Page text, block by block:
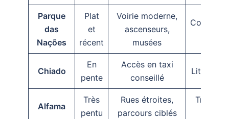
Parque
das
Nações
Plat
et
récent
Voirie moderne,
ascenseurs,
musées
Chiado
En
pente
Accès en taxi
conseillé
Alfama
Très
pentu
Rues étroites,
parcours ciblés